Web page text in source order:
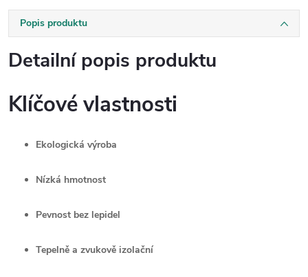
Popis produktu
Detailní popis produktu
Klíčové vlastnosti
Ekologická výroba
Nízká hmotnost
Pevnost bez lepidel
Tepelně a zvukově izolační